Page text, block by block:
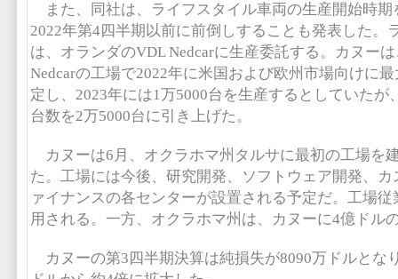
また、同社は、ライフスタイル車両の生産開始時期
2022年第4四半期以前に前倒しすることも発表した。
は、オランダのVDL Nedcarに生産委託する。カヌー
Nedcarの工場で2022年に米国および欧州市場向けに
定し、2023年には1万5000台を生産するとしていたが
台数を2万5000台に引き上げた。
カヌーは6月、オクラホマ州タルサに最初の工場を
た。工場には今後、研究開発、ソフトウェア開発、
ァイナンスの各センターが設置される予定だ。工場
用される。一方、オクラホマ州は、カヌーに4億ドル
カヌーの第3四半期決算は純損失が8090万ドルとな